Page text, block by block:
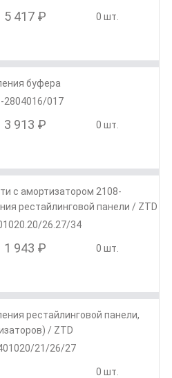
5 417 ₽ 0 шт.
буфера
2804016/017
3 913 ₽ 0 шт.
с амортизатором 2108-
рестайлинговой панели / ZTD
26.27/34
1 943 ₽ 0 шт.
рестайлинговой панели,
/ ZTD
21/26/27
0 шт.